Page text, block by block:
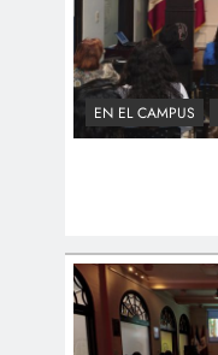
EN EL CAMPUS